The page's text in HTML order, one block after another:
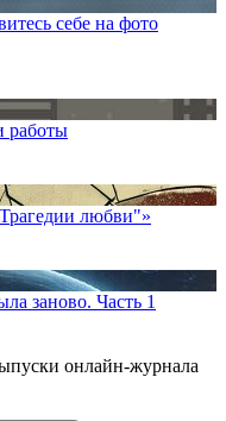
себе на фото
работы
любви"»
заново. Часть 1
онлайн-журнала